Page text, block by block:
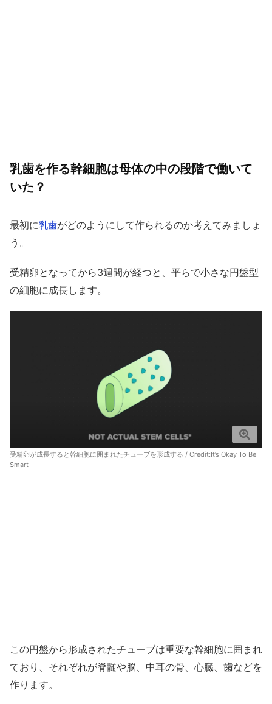
乳歯を作る幹細胞は母体の中の段階で働いて
いた？
最初に乳歯がどのようにして作られるのか考えてみましょ
う。
受精卵となってから3週間が経つと、平らで小さな円盤型
の細胞に成長します。
受精卵が成長すると幹細胞に囲まれたチューブを形成する / Credit:It’s Okay To Be
Smart
この円盤から形成されたチューブは重要な幹細胞に囲まれ
ており、それぞれが脊髄や脳、中耳の骨、心臓、歯などを
作ります。